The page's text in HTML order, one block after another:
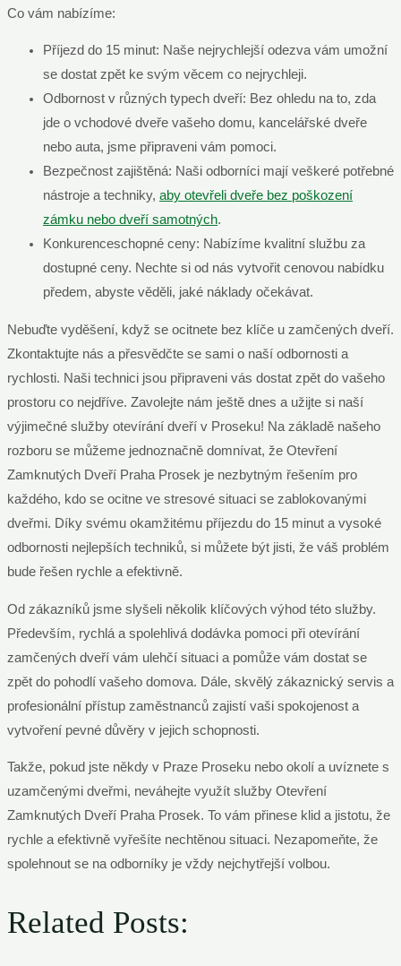
Co vám nabízíme:
Příjezd do 15 minut: Naše nejrychlejší odezva vám umožní
se dostat zpět ke svým věcem co nejrychleji.
Odbornost v různých typech dveří: Bez ohledu na to, zda
jde o vchodové dveře vašeho domu, kancelářské dveře
nebo auta, jsme připraveni vám pomoci.
Bezpečnost zajištěná: Naši odborníci mají veškeré potřebné
nástroje a techniky, aby otevřeli dveře bez poškození
zámku nebo dveří samotných.
Konkurenceschopné ceny: Nabízíme kvalitní službu za
dostupné ceny. Nechte si od nás vytvořit cenovou nabídku
předem, abyste věděli, jaké náklady očekávat.
Nebuďte vyděšení, když se ocitnete bez klíče u zamčených dveří.
Zkontaktujte nás a přesvědčte se sami o naší odbornosti a
rychlosti. Naši technici jsou připraveni vás dostat zpět do vašeho
prostoru co nejdříve. Zavolejte nám ještě dnes a užijte si naší
výjimečné služby otevírání dveří v Proseku! Na základě našeho
rozboru se můžeme jednoznačně domnívat, že Otevření
Zamknutých Dveří Praha Prosek je nezbytným řešením pro
každého, kdo se ocitne ve stresové situaci se zablokovanými
dveřmi. Díky svému okamžitému příjezdu do 15 minut a vysoké
odbornosti nejlepších techniků, si můžete být jisti, že váš problém
bude řešen rychle a efektivně.
Od zákazníků jsme slyšeli několik klíčových výhod této služby.
Především, rychlá a spolehlivá dodávka pomoci při otevírání
zamčených dveří vám ulehčí situaci a pomůže vám dostat se
zpět do pohodlí vašeho domova. Dále, skvělý zákaznický servis a
profesionální přístup zaměstnanců zajistí vaši spokojenost a
vytvoření pevné důvěry v jejich schopnosti.
Takže, pokud jste někdy v Praze Proseku nebo okolí a uvíznete s
uzamčenými dveřmi, neváhejte využít služby Otevření
Zamknutých Dveří Praha Prosek. To vám přinese klid a jistotu, že
rychle a efektivně vyřešíte nechtěnou situaci. Nezapomeňte, že
spolehnout se na odborníky je vždy nejchytřejší volbou.
Related Posts: